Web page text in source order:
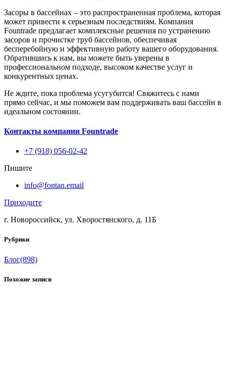
Засоры в бассейнах – это распространенная проблема, которая
может привести к серьезным последствиям. Компания
Fountrade предлагает комплексные решения по устранению
засоров и прочистке труб бассейнов, обеспечивая
бесперебойную и эффективную работу вашего оборудования.
Обратившись к нам, вы можете быть уверены в
профессиональном подходе, высоком качестве услуг и
конкурентных ценах.
Не ждите, пока проблема усугубится! Свяжитесь с нами
прямо сейчас, и мы поможем вам поддерживать ваш бассейн в
идеальном состоянии.
Контакты компании Fountrade
+7 (918) 056-02-42
Пишите
info@fontan.email
Приходите
г. Новороссийск, ул. Хворостянского, д. 11Б
Рубрики
Блог(898)
Похожие записи